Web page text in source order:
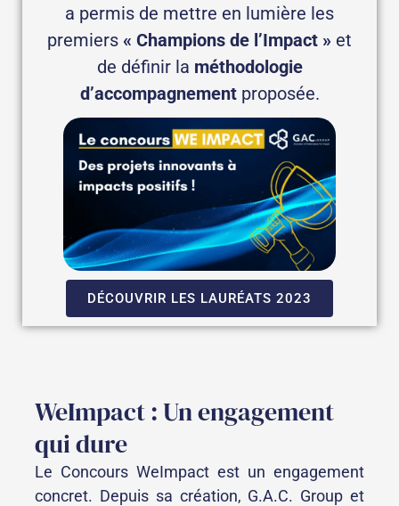
a permis de mettre en lumière les
premiers « Champions de l’Impact » et
de définir la méthodologie
d’accompagnementproposée.
DÉCOUVRIR LES LAURÉATS 2023
WeImpact : Un engagement
qui dure
Le Concours WeImpact est un engagement
concret. Depuis sa création, G.A.C. Group et